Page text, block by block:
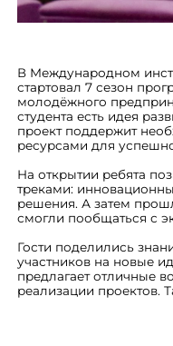
В Международном
стартовал 7 сезон
молодёжного
студента есть идея
проект поддержит
ресурсами для
На открытии ребята
треками:
решения. А затем
смогли пообщаться с
Гости поделились
участников на новые
предлагает отличные
реализации проектов.